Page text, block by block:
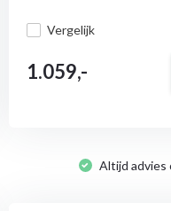
Vergelijk
1.059,-
Altijd advies